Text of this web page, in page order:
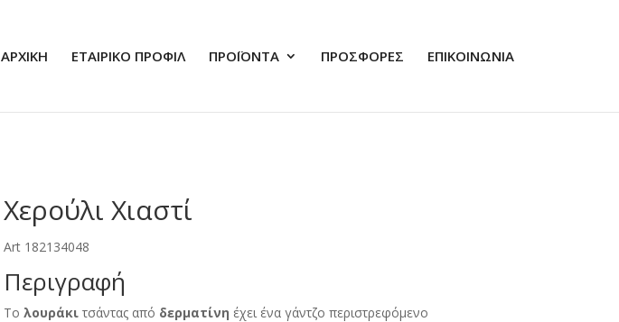
ΑΡΧΙΚΗ ΕΤΑΙΡΙΚΟ ΠΡΟΦΙΛ ΠΡΟΪΟΝΤΑ ΠΡΟΣΦΟΡΕΣ ΕΠΙΚΟΙΝΩΝΙΑ
Χερούλι Χιαστί
Art 182134048
Περιγραφή
Το λουράκιτσάντας από δερματίνη έχει ένα γάντζο περιστρεφόμενο